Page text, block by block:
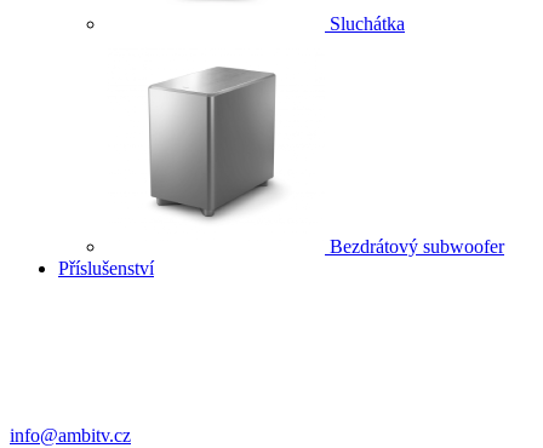
Sluchátka
Bezdrátový subwoofer
Příslušenství
info@ambitv.cz